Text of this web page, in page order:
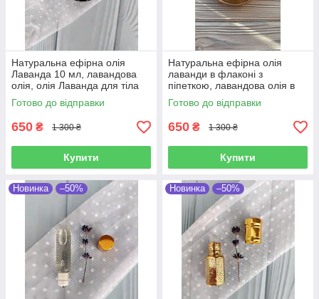
Натуральна ефірна олія
Лаванда 10 мл, лавандова
олія, олія Лаванда для тіла
10 мл
Готово до відправки
650 ₴ 1 300 ₴
Купити
Натуральна ефірна олія
лаванди в флаконі з
піпеткою, лавандова олія в
скляному флаконі, 10 мл
Готово до відправки
650 ₴ 1 300 ₴
Купити
Новинка –50% Новинка –50%